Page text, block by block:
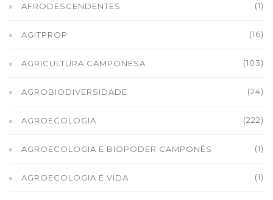
AFRODESCENDENTES (1)
AGITPROP (16)
AGRICULTURA CAMPONESA (103)
AGROBIODIVERSIDADE (24)
AGROECOLOGIA (222)
AGROECOLOGIA E BIOPODER CAMPONÊS (1)
AGROECOLOGIA É VIDA (1)